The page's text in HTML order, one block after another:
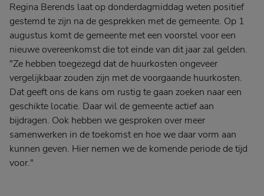
Regina Berends laat op donderdagmiddag weten positief
gestemd te zijn na de gesprekken met de gemeente. Op 1
augustus komt de gemeente met een voorstel voor een
nieuwe overeenkomst die tot einde van dit jaar zal gelden.
"Ze hebben toegezegd dat de huurkosten ongeveer
vergelijkbaar zouden zijn met de voorgaande huurkosten.
Dat geeft ons de kans om rustig te gaan zoeken naar een
geschikte locatie. Daar wil de gemeente actief aan
bijdragen. Ook hebben we gesproken over meer
samenwerken in de toekomst en hoe we daar vorm aan
kunnen geven. Hier nemen we de komende periode de tijd
voor."